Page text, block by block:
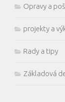
Opravy a
projekty a
Rady a tipy
Základová